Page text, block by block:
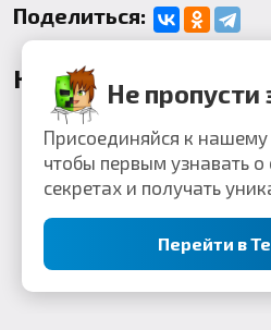
Поделиться:
Комментарии
Не пропусти
Присоединяйся к
чтобы первым узнавать о
секретах и получать
Перейти в